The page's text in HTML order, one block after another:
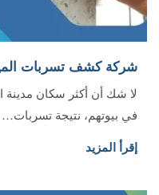
شركة كشف تسربات
لا شك أن أكثر سكان
في بيوتهم، نتيجة تسربات…
إقرأ المزيد